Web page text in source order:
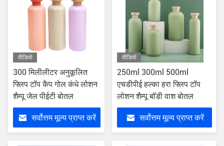
वीडियो
300 मिलीलीटर अनुकूलित
फ्लिप टॉप कैप गोल कंधे लोशन
शैम्पू जेल पीईटी बोतल
सर्वोत्तम मूल्य प्राप्त करें
वीडियो
250ml 300ml 500ml
एचडीपीई हल्का हरा फ्लिप टॉप
लोशन शैम्पू बॉडी वाश बोतल
सर्वोत्तम मूल्य प्राप्त करें